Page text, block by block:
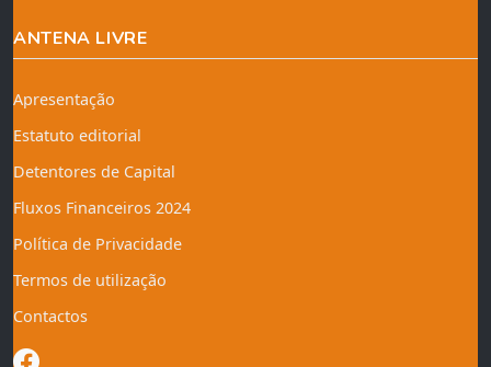
ANTENA LIVRE
Apresentação
Estatuto editorial
Detentores de Capital
Fluxos Financeiros 2024
Política de Privacidade
Termos de utilização
Contactos